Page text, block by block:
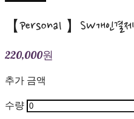
【Personal 】SW개인결제
220,000원
추가 금액
수량